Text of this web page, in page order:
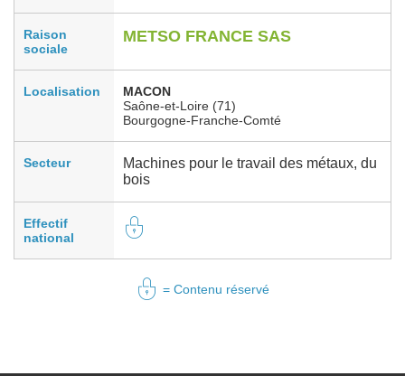
Raison
sociale
METSO FRANCE SAS
Localisation
MACON
Saône-et-Loire (71)
Bourgogne-Franche-Comté
Secteur
Machines pour le travail des métaux, du
bois
Effectif
national
= Contenu réservé